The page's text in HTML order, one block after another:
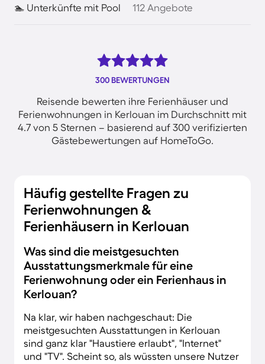
🏊 Unterkünfte mit Pool 112 Angebote
300 BEWERTUNGEN
Reisende bewerten ihre Ferienhäuser und
Ferienwohnungen in Kerlouan im Durchschnitt mit
4.7 von 5 Sternen – basierend auf 300 verifizierten
Gästebewertungen auf HomeToGo.
Häufig gestellte Fragen zu
Ferienwohnungen &
Ferienhäusern in Kerlouan
Was sind die meistgesuchten
Ausstattungsmerkmale für eine
Ferienwohnung oder ein Ferienhaus in
Kerlouan?
Na klar, wir haben nachgeschaut: Die
meistgesuchten Ausstattungen in Kerlouan
sind ganz klar "Haustiere erlaubt", "Internet"
und "TV". Scheint so, als wüssten unsere Nutzer